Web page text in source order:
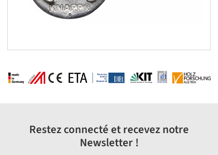
Restez connecté et recevez notre
Newsletter !